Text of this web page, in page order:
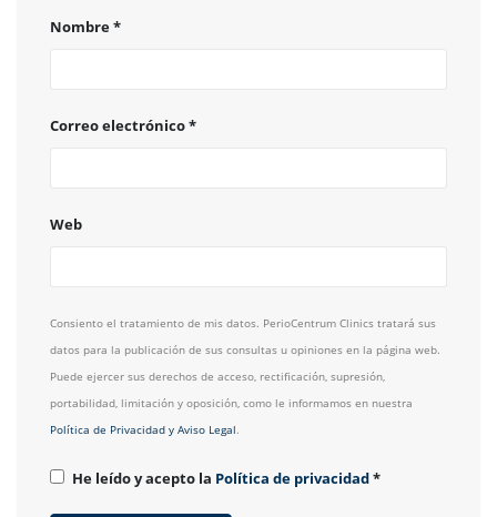
Nombre*
Correo electrónico*
Web
Consiento el tratamiento de mis datos. PerioCentrum Clinics tratará sus
datos para la publicación de sus consultas u opiniones en la página web.
Puede ejercer sus derechos de acceso, rectificación, supresión,
portabilidad, limitación y oposición, como le informamos en nuestra
Política de Privacidad y Aviso Legal.
He leído y acepto la Política de privacidad*